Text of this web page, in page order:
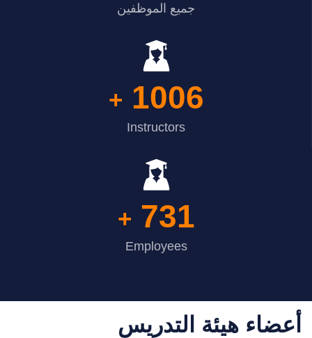
جميع الموظفين
1006
+
Instructors
731
+
Employees
أعضاء هيئة التدريس